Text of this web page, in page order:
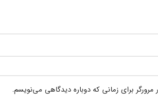
برای زمانی که دوباره دیدگاهی می‌نویسم.